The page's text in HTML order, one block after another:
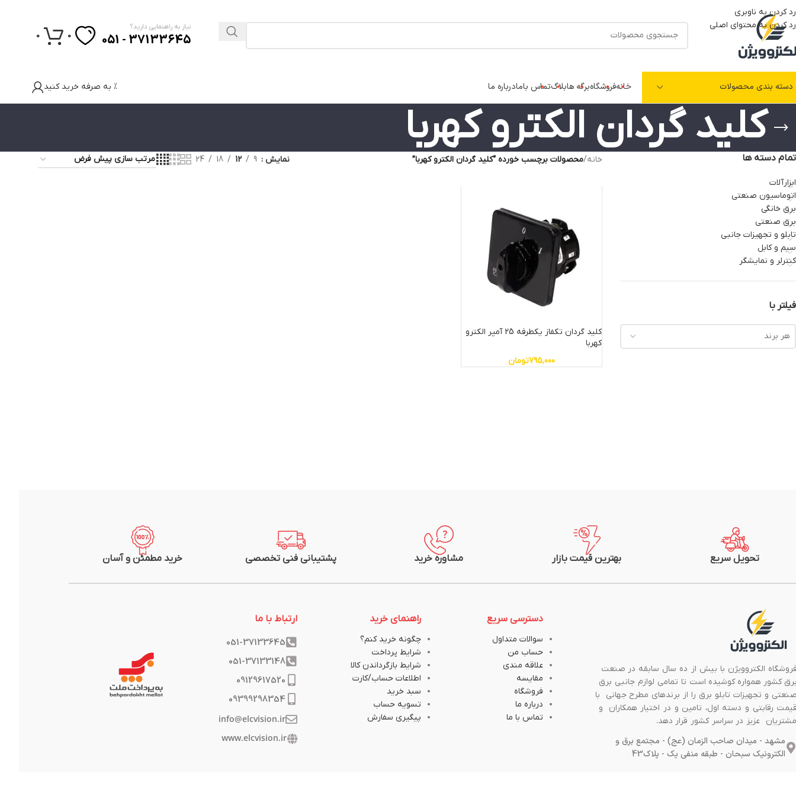
رد کردن به ناوبری
رد کردن به محتوای اصلی
نیاز به راهنمایی دارید؟
37133645 - 051
0
0
دسته بندی محصولات خانهفروشگاهبرگه هابلاگتماس بامادرباره ما % به صرفه خرید کنید
کلید گردان الکترو کهربا
تمام دسته ها
ابزارآلات
اتوماسیون صنعتی
برق خانگی
برق صنعتی
تابلو و تجهیزات جانبی
سیم و کابل
کنترلر و نمایشگر
فیلتر با
هر برند
خانه/محصولات برچسب خورده “کلید گردان الکترو کهربا” نمایش 9
12
18
24
کلید گردان تکفاز یکطرفه 25 آمپر الکترو
کهربا
795,000تومان
تحویل سریع بهترین قیمت بازار مشاوره خرید پشتیبانی فنی تخصصی خرید مطمئن و آسان
الکتروویژن با بیش از ده سال سابقه در صنعت
کشور همواره کوشیده است تا تمامی لوازم جانبی برق
و تجهیزات تابلو برق را از برندهای مطرح جهانی با
رقابتی و دسته اول، تامین و در اختیار همکاران و
عزیز در سراسر کشور قرار دهد.
مشهد - میدان صاحب الزمان (عج) - مجتمع برق و
الکترونیک سبحان - طبقه منفی یک - پلاک43
دسترسی سریع
سوالات متداول
حساب من
علاقه مندی
مقایسه
فروشگاه
درباره ما
تماس با ما
راهنمای خرید
چگونه خرید کنم؟
شرایط پرداخت
شرایط بازگرداندن کالا
اطلاعات حساب/کارت
سبد خرید
تسویه حساب
پیگیری سفارش
ارتباط با ما
051-37133645
051-37133148
09129617520
09399298354
info@elcvision.ir
www.elcvision.ir